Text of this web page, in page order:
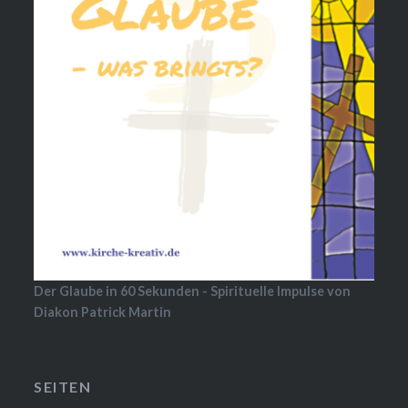
Der Glaube in 60 Sekunden - Spirituelle Impulse von
Diakon Patrick Martin
SEITEN